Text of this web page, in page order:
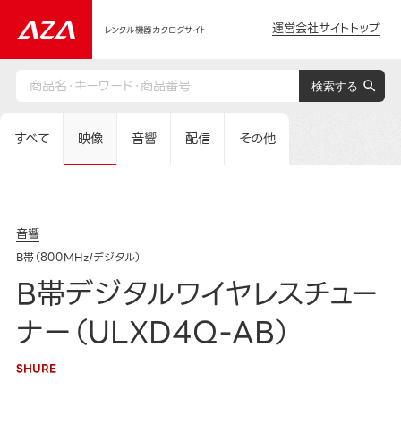
レンタル機器カタログサイト 運営会社サイトトップ
すべて 映像 音響 配信 その他
音響
B帯（800MHz/デジタル）
B帯デジタルワイヤレスチュー
ナー（ULXD4Q-AB）
SHURE